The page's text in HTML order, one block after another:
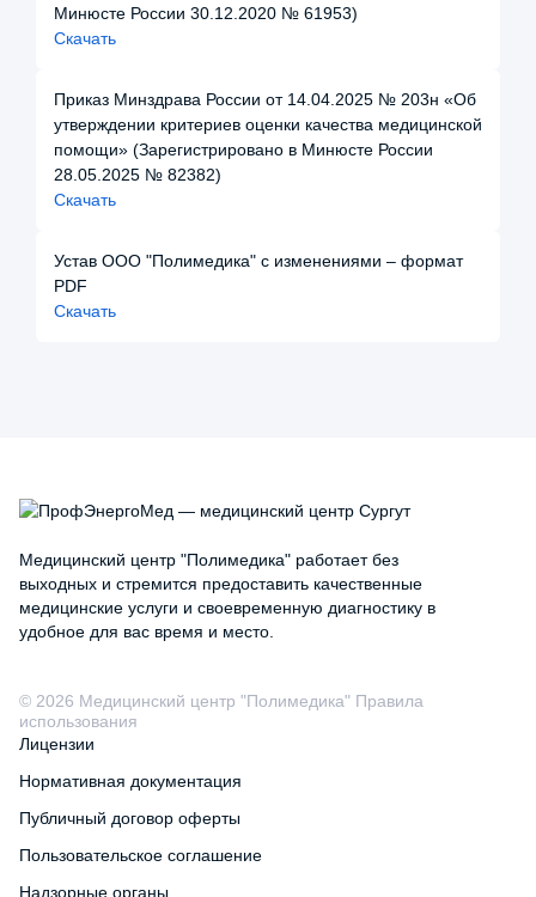
Минюсте России 30.12.2020 № 61953)
Скачать
Приказ Минздрава России от 14.04.2025 № 203н «Об
утверждении критериев оценки качества медицинской
помощи» (Зарегистрировано в Минюсте России
28.05.2025 № 82382)
Скачать
Устав ООО "Полимедика" с изменениями – формат
PDF
Скачать
Медицинский центр "Полимедика" работает без
выходных и стремится предоставить качественные
медицинские услуги и своевременную диагностику в
удобное для вас время и место.
© 2026 Медицинский центр "Полимедика" Правила
использования
Лицензии
Нормативная документация
Публичный договор оферты
Пользовательское соглашение
Надзорные органы